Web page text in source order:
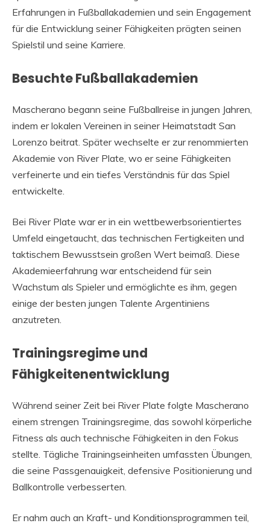
Erfahrungen in Fußballakademien und sein Engagement
für die Entwicklung seiner Fähigkeiten prägten seinen
Spielstil und seine Karriere.
Besuchte Fußballakademien
Mascherano begann seine Fußballreise in jungen Jahren,
indem er lokalen Vereinen in seiner Heimatstadt San
Lorenzo beitrat. Später wechselte er zur renommierten
Akademie von River Plate, wo er seine Fähigkeiten
verfeinerte und ein tiefes Verständnis für das Spiel
entwickelte.
Bei River Plate war er in ein wettbewerbsorientiertes
Umfeld eingetaucht, das technischen Fertigkeiten und
taktischem Bewusstsein großen Wert beimaß. Diese
Akademieerfahrung war entscheidend für sein
Wachstum als Spieler und ermöglichte es ihm, gegen
einige der besten jungen Talente Argentiniens
anzutreten.
Trainingsregime und
Fähigkeitenentwicklung
Während seiner Zeit bei River Plate folgte Mascherano
einem strengen Trainingsregime, das sowohl körperliche
Fitness als auch technische Fähigkeiten in den Fokus
stellte. Tägliche Trainingseinheiten umfassten Übungen,
die seine Passgenauigkeit, defensive Positionierung und
Ballkontrolle verbesserten.
Er nahm auch an Kraft- und Konditionsprogrammen teil,